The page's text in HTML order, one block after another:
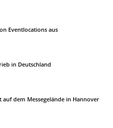
Eventlocations aus
in Deutschland
dem Messegelände in Hannover